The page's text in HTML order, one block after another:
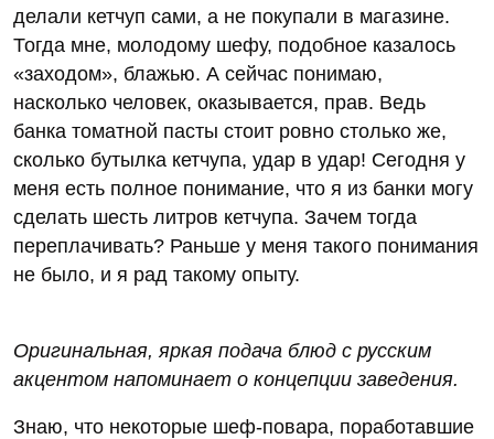
делали кетчуп сами, а не покупали в магазине.
Тогда мне, молодому шефу, подобное казалось
«заходом», блажью. А сейчас понимаю,
насколько человек, оказывается, прав. Ведь
банка томатной пасты стоит ровно столько же,
сколько бутылка кетчупа, удар в удар! Сегодня у
меня есть полное понимание, что я из банки могу
сделать шесть литров кетчупа. Зачем тогда
переплачивать? Раньше у меня такого понимания
не было, и я рад такому опыту.
Оригинальная, яркая подача блюд с русским
акцентом напоминает о концепции заведения.
Знаю, что некоторые шеф-повара, поработавшие